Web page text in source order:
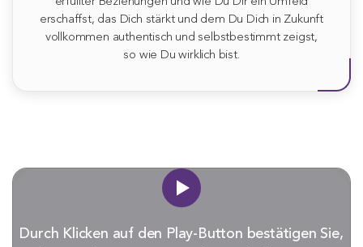
erschaffst, das Dich stärkt und dem Du Dich in Zukunft
vollkommen authentisch und selbstbestimmt zeigst,
so wie Du wirklich bist.
Durch Klicken auf den Play-Button bestätigen Sie,